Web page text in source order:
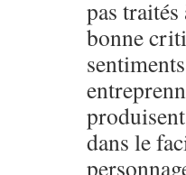
pas
bonne
dans le